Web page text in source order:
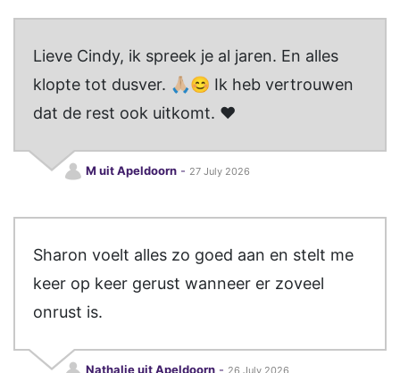
Lieve Cindy, ik spreek je al jaren. En alles
klopte tot dusver. 🙏🏼😊 Ik heb vertrouwen
dat de rest ook uitkomt. ❤️
M uit Apeldoorn- 27 July 2026
Sharon voelt alles zo goed aan en stelt me
keer op keer gerust wanneer er zoveel
onrust is.
Nathalie uit Apeldoorn- 26 July 2026